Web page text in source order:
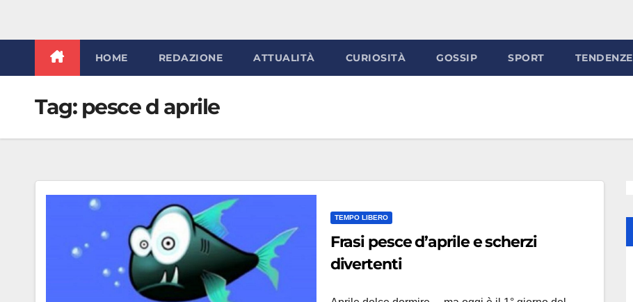
HOME REDAZIONE ATTUALITÀ CURIOSITÀ GOSSIP SPORT TENDENZE
Tag: pesce d aprile
TEMPO LIBERO
Frasi pesce d’aprile e scherzi
divertenti